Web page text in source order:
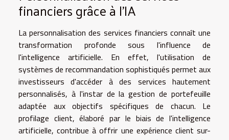
financiers grâce à l'IA
La personnalisation des services financiers connaît une
transformation profonde sous l'influence de
l'intelligence artificielle. En effet, l'utilisation de
systèmes de recommandation sophistiqués permet aux
investisseurs d'accéder à des services hautement
personnalisés, à l'instar de la gestion de portefeuille
adaptée aux objectifs spécifiques de chacun. Le
profilage client, élaboré par le biais de l'intelligence
artificielle, contribue à offrir une expérience client sur-